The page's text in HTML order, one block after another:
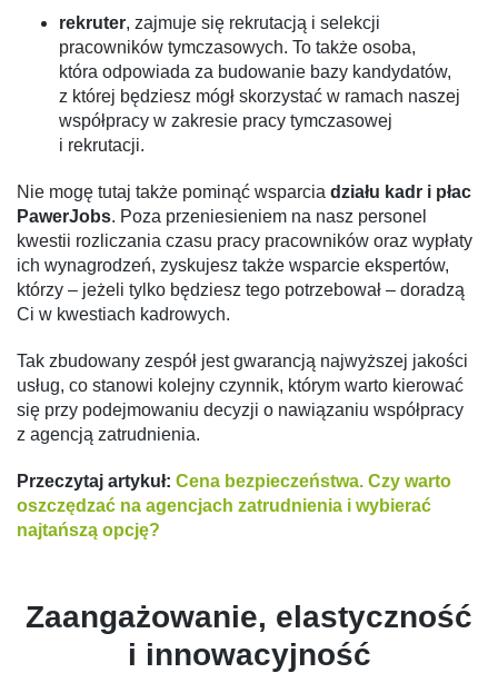
rekruter, zajmuje się rekrutacją i selekcji
pracowników tymczasowych. To także osoba,
która odpowiada za budowanie bazy kandydatów,
z której będziesz mógł skorzystać w ramach naszej
współpracy w zakresie pracy tymczasowej
i rekrutacji.
Nie mogę tutaj także pominąć wsparcia działu kadr i płac
PawerJobs. Poza przeniesieniem na nasz personel
kwestii rozliczania czasu pracy pracowników oraz wypłaty
ich wynagrodzeń, zyskujesz także wsparcie ekspertów,
którzy – jeżeli tylko będziesz tego potrzebował – doradzą
Ci w kwestiach kadrowych.
Tak zbudowany zespół jest gwarancją najwyższej jakości
usług, co stanowi kolejny czynnik, którym warto kierować
się przy podejmowaniu decyzji o nawiązaniu współpracy
z agencją zatrudnienia.
Przeczytaj artykuł: Cena bezpieczeństwa. Czy warto
oszczędzać na agencjach zatrudnienia i wybierać
najtańszą opcję?
Zaangażowanie, elastyczność
i innowacyjność